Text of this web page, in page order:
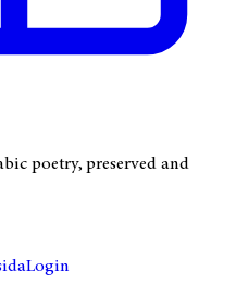
poetry, preserved and
Login